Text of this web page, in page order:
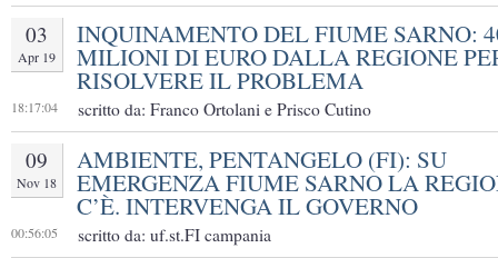
03
Apr 19
INQUINAMENTO DEL FIUME SARNO:
MILIONI DI EURO DALLA REGIONE
RISOLVERE IL PROBLEMA
18:17:04 scritto da: Franco Ortolani e Prisco Cutino
09
Nov 18
AMBIENTE, PENTANGELO (FI): SU
EMERGENZA FIUME SARNO LA
C’È. INTERVENGA IL GOVERNO
00:56:05 scritto da: uf.st.FI campania